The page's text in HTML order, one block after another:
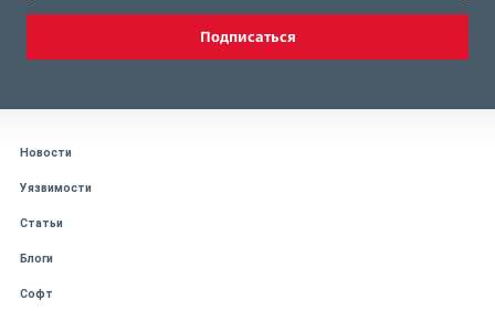
Подписаться
Новости
Уязвимости
Статьи
Блоги
Софт